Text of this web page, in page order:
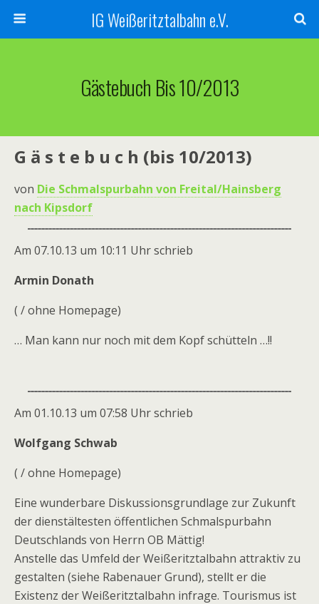
IG Weißeritztalbahn e.V.
Gästebuch Bis 10/2013
G ä s t e b u c h (bis 10/2013)
von Die Schmalspurbahn von Freital/Hainsberg
nach Kipsdorf
Am 07.10.13 um 10:11 Uhr schrieb
Armin Donath
( / ohne Homepage)
… Man kann nur noch mit dem Kopf schütteln …!!
Am 01.10.13 um 07:58 Uhr schrieb
Wolfgang Schwab
( / ohne Homepage)
Eine wunderbare Diskussionsgrundlage zur Zukunft
der dienstältesten öffentlichen Schmalspurbahn
Deutschlands von Herrn OB Mättig!
Anstelle das Umfeld der Weißeritztalbahn attraktiv zu
gestalten (siehe Rabenauer Grund), stellt er die
Existenz der Weißeritztalbahn infrage. Tourismus ist